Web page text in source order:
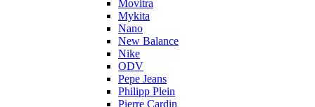
Movitra
Mykita
Nano
New Balance
Nike
ODV
Pepe Jeans
Philipp Plein
Pierre Cardin